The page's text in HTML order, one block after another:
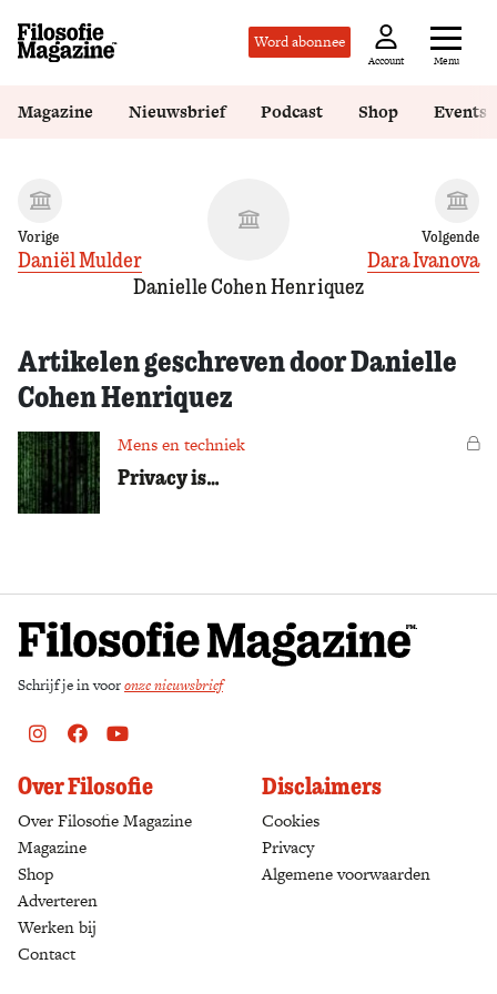
Word abonnee
Account Menu
Magazine Nieuwsbrief Podcast Shop Events
Vorige
Daniël Mulder
Danielle Cohen Henriquez
Volgende
Dara Ivanova
Artikelen geschreven door Danielle
Cohen Henriquez
Mens en techniek
Privacy is…
Schrijf je in vooronze nieuwsbrief
Instagram
FacebookYoutube
Over Filosofie
Over Filosofie Magazine
Magazine
Shop
Adverteren
Werken bij
Contact
Disclaimers
Cookies
Privacy
Algemene voorwaarden